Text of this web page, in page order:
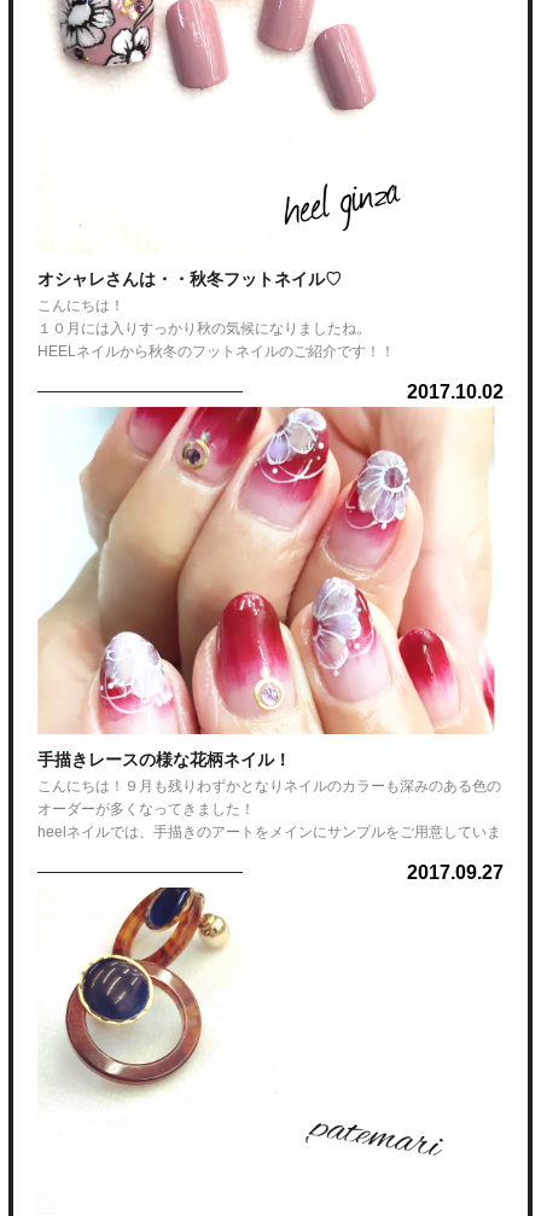
艶が凄く出て落ち着いた印象のカラーになります。
トレンドの先取りをしてみてはいかがでしょう？
是非興味が、ありましたら吉澤までお申し付け下さい。
是非皆さんのお役に経つ情報載せていくのでご覧ください。
オシャレさんは・・秋冬フットネイル♡
こんにちは！
１０月には入りすっかり秋の気候になりましたね。
HEELネイルから秋冬のフットネイルのご紹介です！！
夏にしたジェルがそのまま・・・という方も多いと思います。せっかく
のおしゃれも足元が伸び、ボロボロでは恥ずかしいですよね。。
オフ・甘皮ケア・ジェル・アートまでついたクーポンをご用意しました
ので是非この時期にキレイにしましょう♪
アートは出来るだけフッラットなものにしてあるので、ストッキング等
に引っかかる心配もありません！！
2017.10.02
手描きレースの様な花柄ネイル！
こんにちは！９月も残りわずかとなりネイルのカラーも深みのある色の
オーダーが多くなってきました！
heelネイルでは、手描きのアートをメインにサンプルをご用意していま
ベースはボルドーのグラデーションでとても大人っぽく、花柄の部分の
カラーは落ち着いたベージュとラベンダー２色を混ぜています！
色によって仕上がりの雰囲気も変わるので、是非自分好みの秋色ネイル
2017.09.27